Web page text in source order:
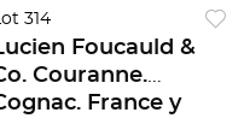
314
Foucauld &
Couranne.
France y